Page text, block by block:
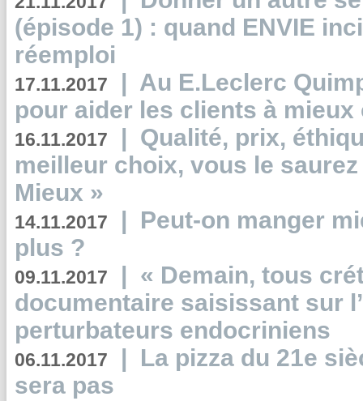
(épisode 1) : quand ENVIE
réemploi
17.11.2017 | Au E.Leclerc
pour aider les clients à
16.11.2017 | Qualité, prix,
meilleur choix, vous le
Mieux »
14.11.2017 | Peut-on manger
plus ?
09.11.2017 | « Demain, tous
documentaire saisissant sur
perturbateurs endocriniens
06.11.2017 | La pizza du 21e
sera pas